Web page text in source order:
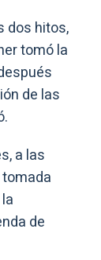
dos hitos,
tomó la
de las
a las
tomada
de